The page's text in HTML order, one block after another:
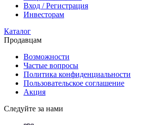
Вход / Регистрация
Инвесторам
Каталог
Продавцам
Возможности
Частые вопросы
Политика конфиденциальности
Пользовательское соглашение
Акция
Следуйте за нами